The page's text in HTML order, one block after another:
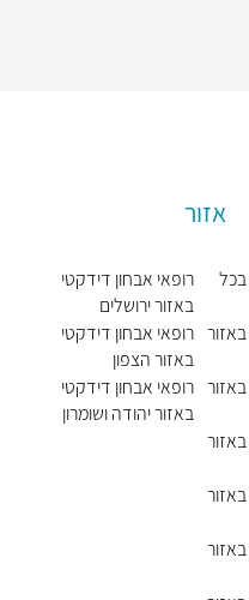
אזור
בכל
רופאי אבחון דידקטי
באזור ירושלים
רופאי אבחון דידקטי
באזור הצפון
רופאי אבחון דידקטי
באזור יהודה ושומרון